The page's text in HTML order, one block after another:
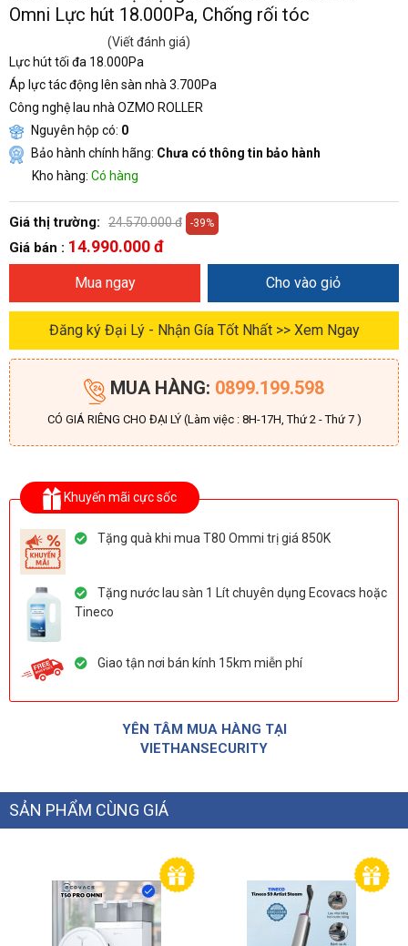
Omni Lực hút 18.000Pa, Chống rối tóc
(Viết đánh giá)
Lực hút tối đa 18.000Pa
Áp lực tác động lên sàn nhà 3.700Pa
Công nghệ lau nhà OZMO ROLLER
Nguyên hộp có: 0
Bảo hành chính hãng: Chưa có thông tin bảo hành
Kho hàng: Có hàng
Giá thị trường: 24.570.000 đ -39%
Giá bán : 14.990.000 đ
Mua ngay Cho vào giỏ
Đăng ký Đại Lý - Nhận Gía Tốt Nhất >> Xem Ngay
MUA HÀNG: 0899.199.598
CÓ GIÁ RIÊNG CHO ĐẠI LÝ (Làm việc : 8H-17H, Thứ 2 - Thứ 7 )
Khuyến mãi cực sốc
Tặng quà khi mua T80 Ommi trị giá 850K
Tặng nước lau sàn 1 Lít chuyên dụng Ecovacs hoặc
Tineco
Giao tận nơi bán kính 15km miễn phí
YÊN TÂM MUA HÀNG TẠI
VIETHANSECURITY
SẢN PHẨM CÙNG GIÁ